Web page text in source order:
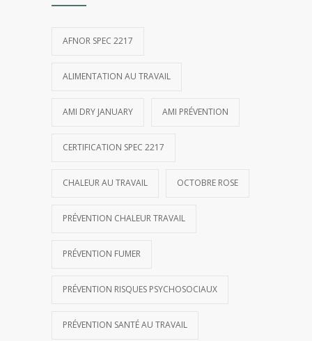
AFNOR SPEC 2217
ALIMENTATION AU TRAVAIL
AMI DRY JANUARY AMI PRÉVENTION
CERTIFICATION SPEC 2217
CHALEUR AU TRAVAIL OCTOBRE ROSE
PRÉVENTION CHALEUR TRAVAIL
PRÉVENTION FUMER
PRÉVENTION RISQUES PSYCHOSOCIAUX
PRÉVENTION SANTÉ AU TRAVAIL